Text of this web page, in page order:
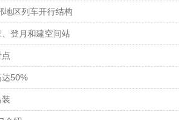
地区列车开行结构
登月和建空间站
50%